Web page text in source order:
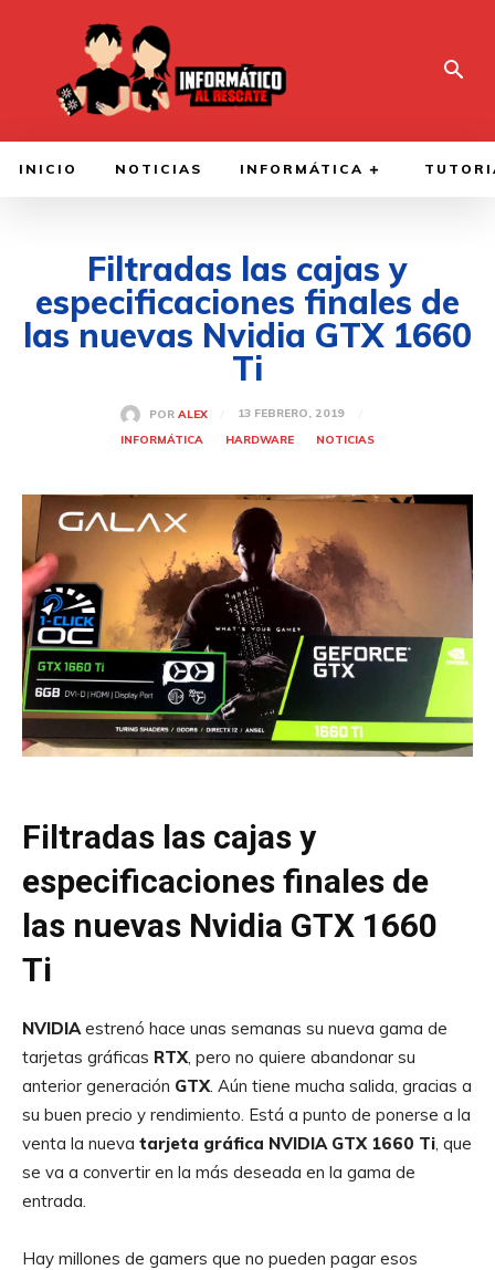
INICIO NOTICIAS INFORMÁTICA
Filtradas las cajas y
especificaciones finales de
las nuevas Nvidia GTX 1660
Ti
POR ALEX
13 FEBRERO, 2019
INFORMÁTICA
HARDWARE NOTICIAS
Filtradas las cajas y
especificaciones finales de
las nuevas Nvidia GTX 1660
Ti
NVIDIA estrenó hace unas semanas su nueva gama de
tarjetas gráficas RTX, pero no quiere abandonar su
anterior generación GTX. Aún tiene mucha salida, gracias a
su buen precio y rendimiento. Está a punto de ponerse a la
venta la nueva tarjeta gráfica NVIDIA GTX 1660 Ti , que
se va a convertir en la más deseada en la gama de
entrada.
Hay millones de gamers que no pueden pagar esos